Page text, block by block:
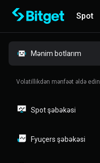
Spot
Mənim botlarım
Volatillikdən mənfəət əldə edin
Spot şəbəkəsi
Fyuçers şəbəkəsi